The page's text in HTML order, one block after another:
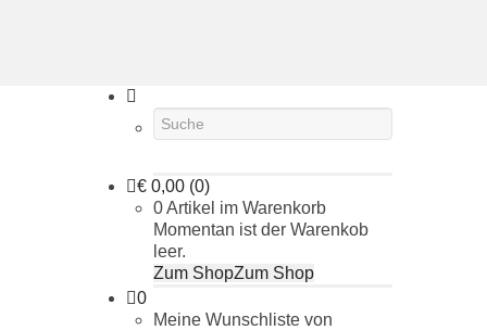
€ 0,00 (0)
0 Artikel im Warenkorb
Momentan ist der Warenkob
leer.
Zum ShopZum Shop
0
Meine Wunschliste von